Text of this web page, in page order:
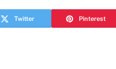
Twitter Pinterest